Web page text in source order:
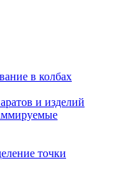
в колбах
и изделий
точки